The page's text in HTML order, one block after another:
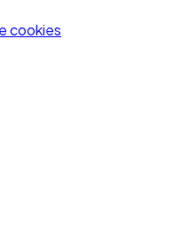
cookies